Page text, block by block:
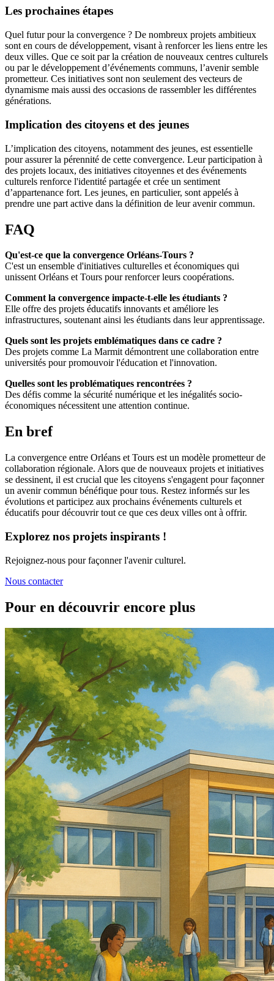
Les prochaines étapes
Quel futur pour la convergence ? De nombreux projets ambitieux
sont en cours de développement, visant à renforcer les liens entre les
deux villes. Que ce soit par la création de nouveaux centres culturels
ou par le développement d’événements communs, l’avenir semble
prometteur. Ces initiatives sont non seulement des vecteurs de
dynamisme mais aussi des occasions de rassembler les différentes
générations.
Implication des citoyens et des jeunes
L’implication des citoyens, notamment des jeunes, est essentielle
pour assurer la pérennité de cette convergence. Leur participation à
des projets locaux, des initiatives citoyennes et des événements
culturels renforce l'identité partagée et crée un sentiment
d’appartenance fort. Les jeunes, en particulier, sont appelés à
prendre une part active dans la définition de leur avenir commun.
FAQ
Qu'est-ce que la convergence Orléans-Tours ?
C'est un ensemble d'initiatives culturelles et économiques qui
unissent Orléans et Tours pour renforcer leurs coopérations.
Comment la convergence impacte-t-elle les étudiants ?
Elle offre des projets éducatifs innovants et améliore les
infrastructures, soutenant ainsi les étudiants dans leur apprentissage.
Quels sont les projets emblématiques dans ce cadre ?
Des projets comme La Marmit démontrent une collaboration entre
universités pour promouvoir l'éducation et l'innovation.
Quelles sont les problématiques rencontrées ?
Des défis comme la sécurité numérique et les inégalités socio-
économiques nécessitent une attention continue.
En bref
La convergence entre Orléans et Tours est un modèle prometteur de
collaboration régionale. Alors que de nouveaux projets et initiatives
se dessinent, il est crucial que les citoyens s'engagent pour façonner
un avenir commun bénéfique pour tous. Restez informés sur les
évolutions et participez aux prochains événements culturels et
éducatifs pour découvrir tout ce que ces deux villes ont à offrir.
Explorez nos projets inspirants !
Rejoignez-nous pour façonner l'avenir culturel.
Nous contacter
Pour en découvrir encore plus